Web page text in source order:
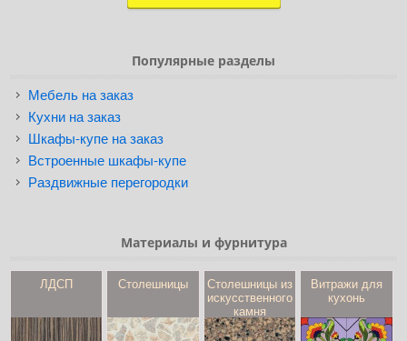
Популярные разделы
Мебель на заказ
Кухни на заказ
Шкафы-купе на заказ
Встроенные шкафы-купе
Раздвижные перегородки
Материалы и фурнитура
ЛДСП Столешницы Столешницы из
искусственного
камня
Витражи для
кухонь